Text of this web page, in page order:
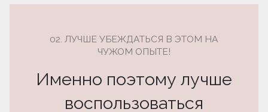
02. ЛУЧШЕ УБЕЖДАТЬСЯ В ЭТОМ НА
ЧУЖОМ ОПЫТЕ!
Именно поэтому лучше
воспользоваться